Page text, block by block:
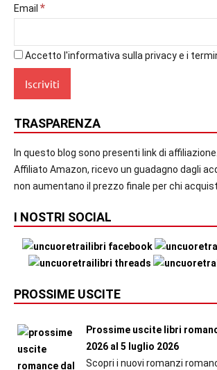
Email *
Accetto l'informativa sulla privacy e i
TRASPARENZA
In questo blog sono presenti link di
Affiliato Amazon, ricevo un guadagno dagli
non aumentano il prezzo finale per chi
I NOSTRI SOCIAL
PROSSIME USCITE
Prossime uscite libri
2026 al 5 luglio 2026
Scopri i nuovi romanzi